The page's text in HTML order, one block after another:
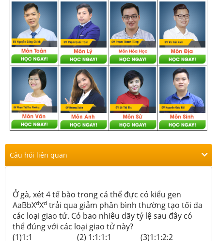
Câu hỏi liên quan
Ở gà, xét 4 tế bào trong cá thể đực có kiểu gen
AaBbXdXd trải qua giảm phân bình thường tạo tối đa
các loại giao tử. Có bao nhiêu dãy tỷ lệ sau đây có
thể đúng với các loại giao tử này?
(1)1:1
(2) 1:1:1:1
(3)1:1:2:2